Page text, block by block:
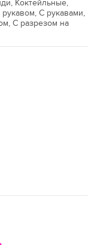
Коктейльные,
С рукавами,
С разрезом на